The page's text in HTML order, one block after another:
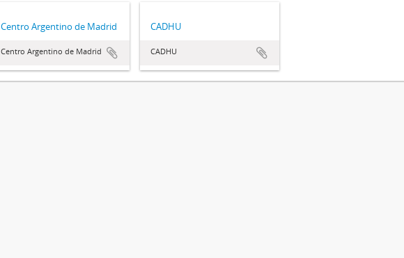
Centro Argentino de Madrid
Centro Argentino de Madrid
CADHU
CADHU